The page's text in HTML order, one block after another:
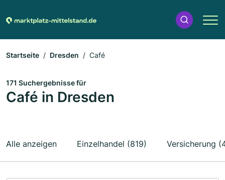
Startseite Dresden Café
171 Suchergebnisse für
Café in Dresden
Alle anzeigen Einzelhandel (819) Versicherung